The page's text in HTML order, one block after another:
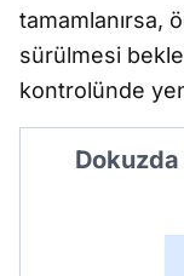
tamamlanırsa,
sürülmesi
kontrolünde